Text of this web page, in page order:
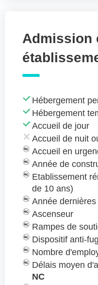
Admission
Hébergement
Hébergement
Accueil de jour
Accueil de nuit
Accueil en
Année de
Etablissement
de 10 ans)
Année
Ascenseur
Rampes de
Dispositif anti-
Nombre
Délais moyen
NC